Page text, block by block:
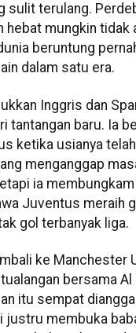
sulit terulang.
hebat mungkin tidak
beruntung
dalam satu era.
Inggris dan
tantangan baru. Ia
ketika usianya
menganggap
ia
Juventus meraih
gol terbanyak liga.
ke Manchester
bersama Al
itu sempat
justru membuka